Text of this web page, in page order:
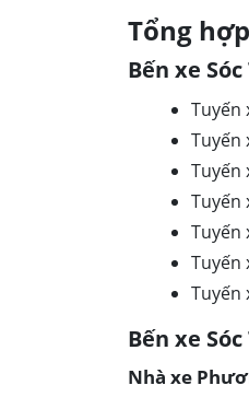
Tổng
Bến xe
Tuyến
Tuyến
Tuyến
Tuyến
Tuyến
Tuyến
Tuyến
Bến xe
Nhà xe